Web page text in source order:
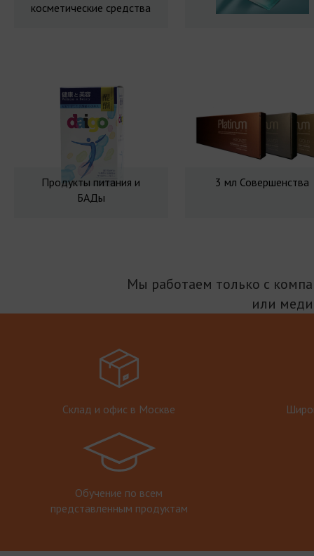
косметические средства
Продукты питания и
БАДы
3 мл Совершенства
Мы работаем только с
или
Склад и офис в Москве
Обучение по всем
представленным продуктам